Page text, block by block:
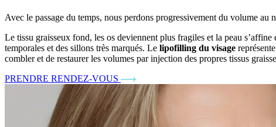
Avec le passage du temps, nous perdons progressivement du volume au
Le tissu graisseux fond, les os deviennent plus fragiles et la peau
temporales et des sillons très marqués. Le lipofilling du visage
combler et de restaurer les volumes par injection des propres tissus
PRENDRE RENDEZ-VOUS